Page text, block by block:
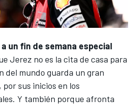
a un fin de semana especial
Jerez no es la cita de casa para
del mundo guarda un gran
sus inicios en los
Y también porque afronta